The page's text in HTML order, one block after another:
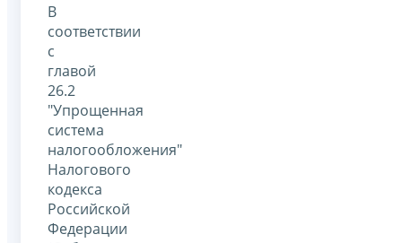
В
соответствии
с
главой
26.2
"Упрощенная
система
налогообложения"
Налогового
кодекса
Российской
Федерации